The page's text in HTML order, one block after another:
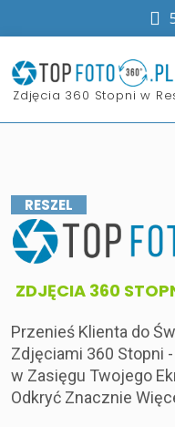
​Zdjęcia 360 Stopni w
RESZEL
​ZDJĘCIA 360
Przenieś Klienta do
Zdjęciami 360 Stopni
w Zasięgu Twojego
Odkryć Znacznie